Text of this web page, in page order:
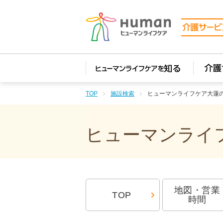
TOP 施設検索 ヒューマンライフケア大蓮
ヒューマンライ
TOP
地図・営業
時間